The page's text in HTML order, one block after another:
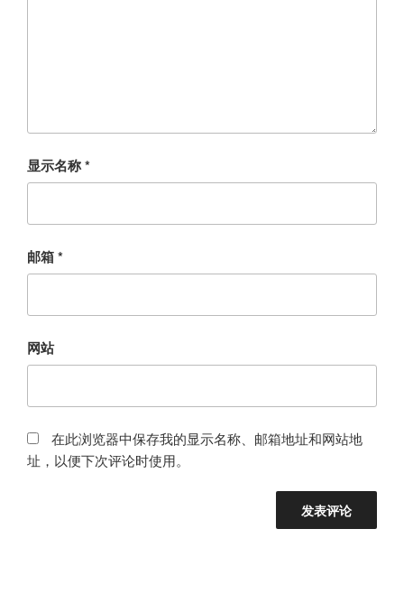
显示名称*
邮箱*
网站
在此浏览器中保存我的显示名称、邮箱地址和网站地
址，以便下次评论时使用。